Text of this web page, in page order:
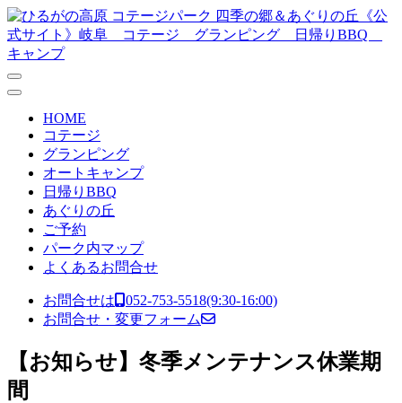
コンテンツへスキップ
メ
イ
ン
HOME
コテージ
グランピング
オートキャンプ
日帰りBBQ
あぐりの丘
ご予約
パーク内マップ
よくあるお問合せ
お問合せは 052-753-5518(9:30-16:00)
お問合せ・変更フォーム
【お知らせ】冬季メンテナンス休業期
間